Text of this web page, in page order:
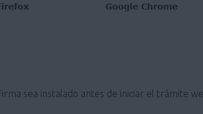
sea instalado antes de iniciar el trámite